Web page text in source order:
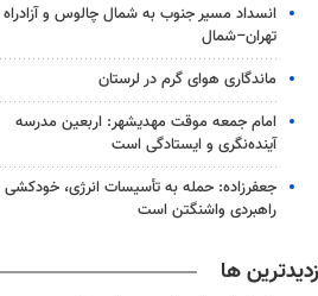
انسداد مسیر جنوب به شمال چالوس و آزادراه
تهران–شمال
ماندگاری هوای گرم در لرستان
امام جمعه موقت مهدیشهر: اربعین مدرسه
آینده‌نگری و ایستادگی است
جعفرزاده: حمله به تأسیسات انرژی، خودکشی
راهبردی واشنگتن است
ها